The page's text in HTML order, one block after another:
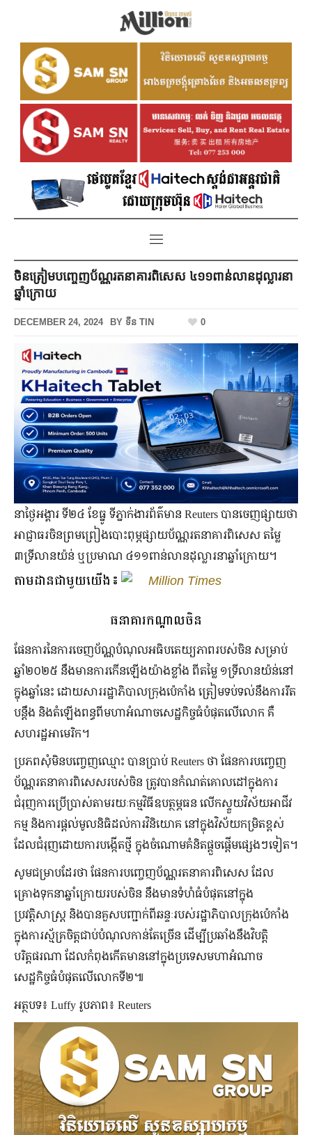
ចិនត្រៀមបញ្ចេញប័ណ្ណរតនាគារពិសេស ៤១១ពាន់លានដុល្លារនា
ឆ្នាំក្រោយ
DECEMBER 24, 2024 BY ទីន TIN 0
នាថ្ងៃអង្គារ ទី២៤ ខែធ្នូ ទីភ្នាក់ងារព័ត៌មាន Reuters បានចេញផ្សាយថា
អាជ្ញាធរចិនព្រមព្រៀងបោះពុម្ភផ្សាយប័ណ្ណរតនាគារពិសេស តម្លៃ
៣ទ្រីលានយ៉ន់ ឬប្រមាណ ៤១១ពាន់លានដុល្លារនាឆ្នាំក្រោយ។
តាមដានជាមួយយើង៖ Million Times
ធនាគារកណ្ដាលចិន
ផែនការនៃការចេញប័ណ្ណបំណុលអធិបតេយ្យភាពរបស់ចិន សម្រាប់
ឆ្នាំ២០២៥ នឹងមានការកើនឡើងយ៉ាងខ្លាំង ពីតម្លៃ ១ទ្រីលានយ៉ន់នៅ
ក្នុងឆ្នាំនេះ ដោយសាររដ្ឋាភិបាលក្រុងប៉េកាំង ត្រៀមទប់ទល់នឹងការរឹត
បន្តឹង និងតំឡើងពន្ធពីមហាអំណាចសេដ្ឋកិច្ចធំបំផុតលើលោក គឺ
សហរដ្ឋអាមេរិក។
ប្រភពសុំមិនបញ្ចេញឈ្មោះ បានប្រាប់ Reuters ថា ផែនការបញ្ចេញ
ប័ណ្ណរតនាគារពិសេសរបស់ចិន ត្រូវបានកំណត់គោលដៅក្នុងការ
ជំរុញការប្រើប្រាស់តាមរយៈកម្មវិធីឧបត្ថម្ភធន លើកស្ទួយវិស័យអាជីវ
កម្ម និងការផ្តល់មូលនិធិដល់ការវិនិយោគ នៅក្នុងវិស័យកម្រិតខ្ពស់
ដែលជំរុញដោយការបង្កើតថ្មី ក្នុងចំណោមគំនិតផ្តួចផ្តើមផ្សេងៗទៀត។
សូមជម្រាបដែរថា ផែនការបញ្ចេញប័ណ្ណរតនាគារពិសេស ដែល
គ្រោងទុកនាឆ្នាំក្រោយរបស់ចិន នឹងមានទំហំធំបំផុតនៅក្នុង
ប្រវត្តិសាស្ត្រ និងបានគួសបញ្ជាក់ពីឆន្ទៈរបស់រដ្ឋាភិបាលក្រុងប៉េកាំង
ក្នុងការស្ម័គ្រចិត្តជាប់បំណុលកាន់តែច្រើន ដើម្បីប្រឆាំងនឹងវិបត្តិ
បរិត្តផរណា ដែលកំពុងកើតមាននៅក្នុងប្រទេសមហាអំណាច
សេដ្ឋកិច្ចធំបំផុតលើលោកទី២៕
អត្ថបទ៖ Luffy រូបភាព៖ Reuters